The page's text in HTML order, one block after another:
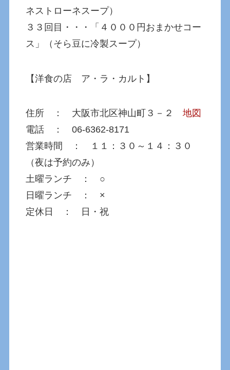
ネストローネスープ）
３３回目・・・「４０００円おまかせコー
ス」（そら豆に冷製スープ）
【洋食の店 ア・ラ・カルト】
住所 ： 大阪市北区神山町３－２地図
電話 ： 06-6362-8171
営業時間 ： １１：３０～１４：３０
（夜は予約のみ）
土曜ランチ ： ○
日曜ランチ ： ×
定休日 ： 日・祝